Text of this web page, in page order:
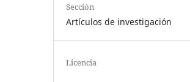
Sección
Artículos de investigación
Licencia